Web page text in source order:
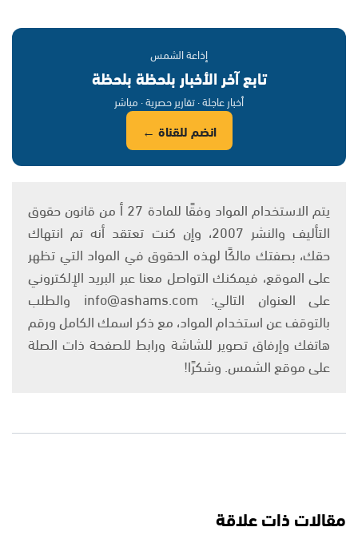
إذاعة الشمس
تابع آخر الأخبار بلحظة بلحظة
أخبار عاجلة · تقارير حصرية · مباشر
انضم للقناة ←
يتم الاستخدام المواد وفقًا للمادة 27 أ من قانون حقوق
التأليف والنشر 2007، وإن كنت تعتقد أنه تم انتهاك
حقك، بصفتك مالكًا لهذه الحقوق في المواد التي تظهر
على الموقع، فيمكنك التواصل معنا عبر البريد الإلكتروني
على العنوان التالي: info@ashams.com والطلب
بالتوقف عن استخدام المواد، مع ذكر اسمك الكامل ورقم
هاتفك وإرفاق تصوير للشاشة ورابط للصفحة ذات الصلة
على موقع الشمس. وشكرًا!
مقالات ذات علاقة